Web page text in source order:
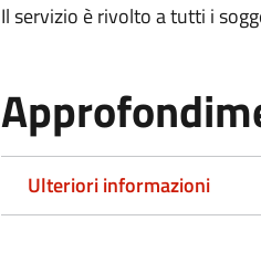
Il servizio è rivolto a tutti i
Ulteriori informazioni